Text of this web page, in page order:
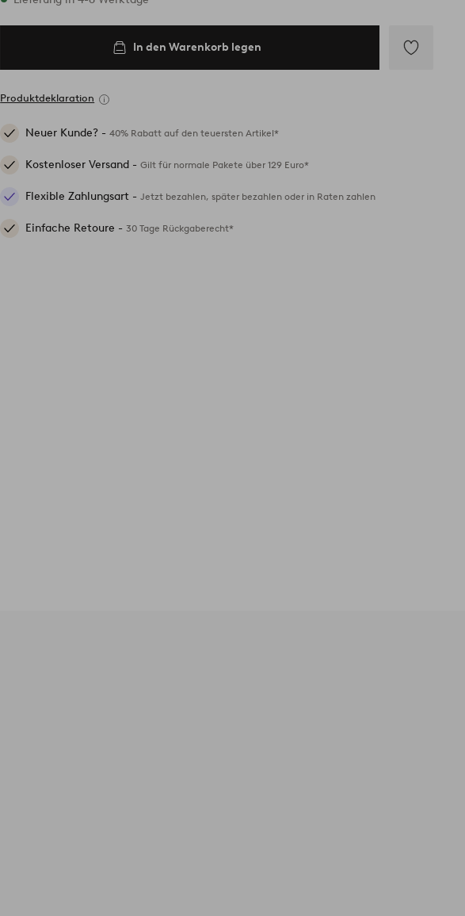
In den Warenkorb legen
Produktdeklaration
Neuer Kunde? -40% Rabatt auf den teuersten Artikel*
Kostenloser Versand -Gilt für normale Pakete über 129 Euro*
Flexible Zahlungsart -Jetzt bezahlen, später bezahlen oder in Raten zahlen
Einfache Retoure -30 Tage Rückgaberecht*